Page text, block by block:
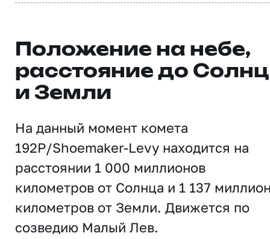
Положение на небе,
расстояние до
и Земли
На данный момент комета
192P/Shoemaker-Levy находится на
расстоянии 1 000 миллионов
километров от Солнца и 1 137
километров от Земли. Движется по
созведию Малый Лев.